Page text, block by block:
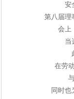
安
第八届理
会上
当
在劳
同时也